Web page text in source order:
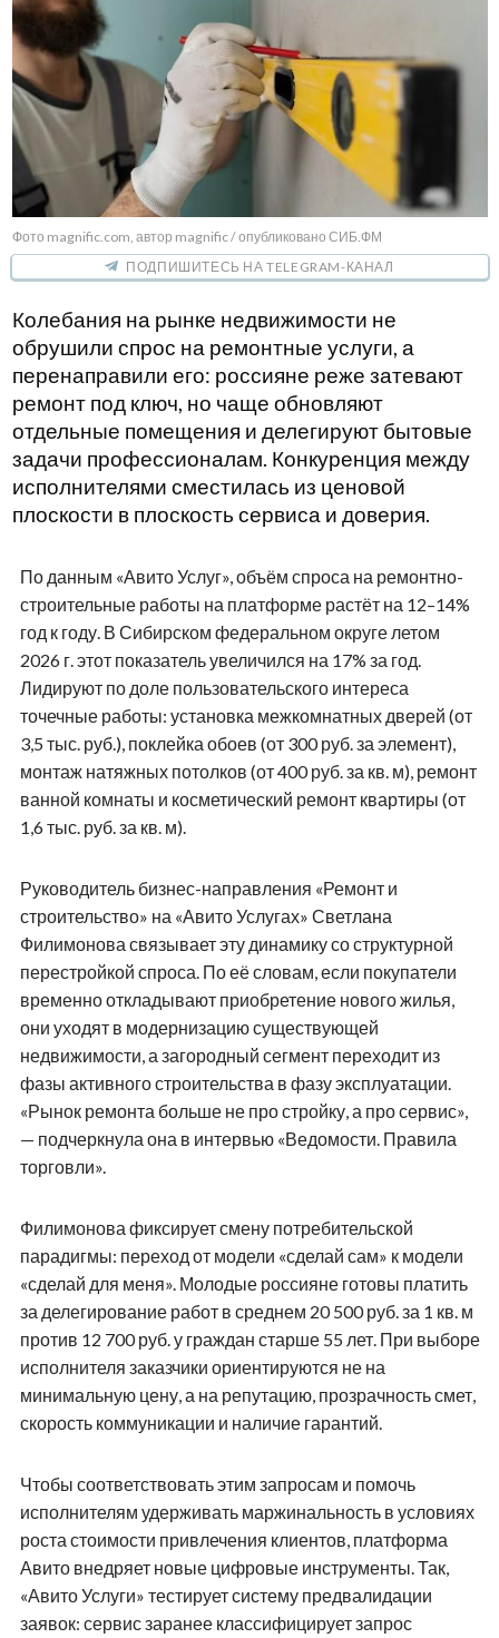
Фото magnific.com, автор magnific / опубликовано СИБ.ФМ
ПОДПИШИТЕСЬ НА TELEGRAM-КАНАЛ
Колебания на рынке недвижимости не
обрушили спрос на ремонтные услуги, а
перенаправили его: россияне реже затевают
ремонт под ключ, но чаще обновляют
отдельные помещения и делегируют бытовые
задачи профессионалам. Конкуренция между
исполнителями сместилась из ценовой
плоскости в плоскость сервиса и доверия.
По данным «Авито Услуг», объём спроса на ремонтно-
строительные работы на платформе растёт на 12–14%
год к году. В Сибирском федеральном округе летом
2026 г. этот показатель увеличился на 17% за год.
Лидируют по доле пользовательского интереса
точечные работы: установка межкомнатных дверей (от
3,5 тыс. руб.), поклейка обоев (от 300 руб. за элемент),
монтаж натяжных потолков (от 400 руб. за кв. м), ремонт
ванной комнаты и косметический ремонт квартиры (от
1,6 тыс. руб. за кв. м).
Руководитель бизнес-направления «Ремонт и
строительство» на «Авито Услугах» Светлана
Филимонова связывает эту динамику со структурной
перестройкой спроса. По её словам, если покупатели
временно откладывают приобретение нового жилья,
они уходят в модернизацию существующей
недвижимости, а загородный сегмент переходит из
фазы активного строительства в фазу эксплуатации.
«Рынок ремонта больше не про стройку, а про сервис»,
— подчеркнула она в интервью «Ведомости. Правила
торговли».
Филимонова фиксирует смену потребительской
парадигмы: переход от модели «сделай сам» к модели
«сделай для меня». Молодые россияне готовы платить
за делегирование работ в среднем 20 500 руб. за 1 кв. м
против 12 700 руб. у граждан старше 55 лет. При выборе
исполнителя заказчики ориентируются не на
минимальную цену, а на репутацию, прозрачность смет,
скорость коммуникации и наличие гарантий.
Чтобы соответствовать этим запросам и помочь
исполнителям удерживать маржинальность в условиях
роста стоимости привлечения клиентов, платформа
Авито внедряет новые цифровые инструменты. Так,
«Авито Услуги» тестирует систему предвалидации
заявок: сервис заранее классифицирует запрос